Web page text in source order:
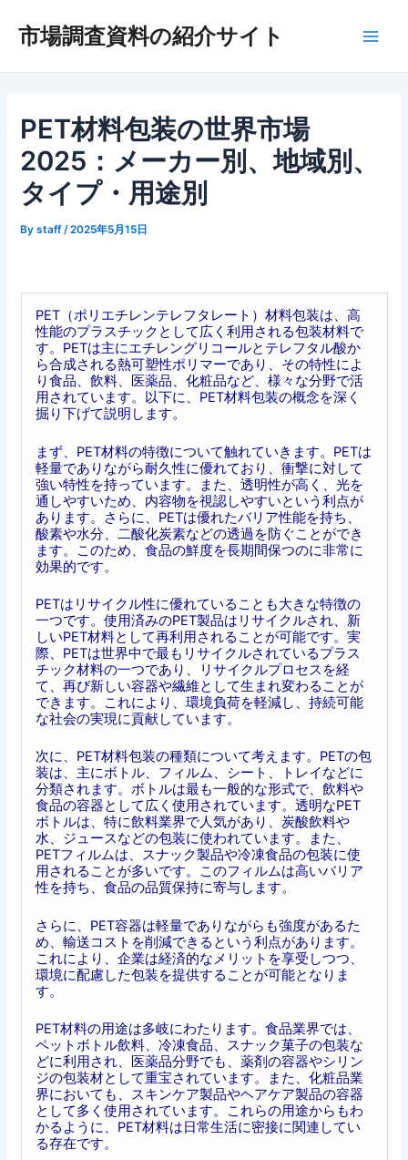
市場調査資料の紹介サイト
PET材料包装の世界市場
2025：メーカー別、地域別、
タイプ・用途別
Bystaff /2025年5月15日
PET（ポリエチレンテレフタレート）材料包装は、高
性能のプラスチックとして広く利用される包装材料で
す。PETは主にエチレングリコールとテレフタル酸か
ら合成される熱可塑性ポリマーであり、その特性によ
り食品、飲料、医薬品、化粧品など、様々な分野で活
用されています。以下に、PET材料包装の概念を深く
掘り下げて説明します。
まず、PET材料の特徴について触れていきます。PETは
軽量でありながら耐久性に優れており、衝撃に対して
強い特性を持っています。また、透明性が高く、光を
通しやすいため、内容物を視認しやすいという利点が
あります。さらに、PETは優れたバリア性能を持ち、
酸素や水分、二酸化炭素などの透過を防ぐことができ
ます。このため、食品の鮮度を長期間保つのに非常に
効果的です。
PETはリサイクル性に優れていることも大きな特徴の
一つです。使用済みのPET製品はリサイクルされ、新
しいPET材料として再利用されることが可能です。実
際、PETは世界中で最もリサイクルされているプラス
チック材料の一つであり、リサイクルプロセスを経
て、再び新しい容器や繊維として生まれ変わることが
できます。これにより、環境負荷を軽減し、持続可能
な社会の実現に貢献しています。
次に、PET材料包装の種類について考えます。PETの包
装は、主にボトル、フィルム、シート、トレイなどに
分類されます。ボトルは最も一般的な形式で、飲料や
食品の容器として広く使用されています。透明なPET
ボトルは、特に飲料業界で人気があり、炭酸飲料や
水、ジュースなどの包装に使われています。また、
PETフィルムは、スナック製品や冷凍食品の包装に使
用されることが多いです。このフィルムは高いバリア
性を持ち、食品の品質保持に寄与します。
さらに、PET容器は軽量でありながらも強度があるた
め、輸送コストを削減できるという利点があります。
これにより、企業は経済的なメリットを享受しつつ、
環境に配慮した包装を提供することが可能となりま
す。
PET材料の用途は多岐にわたります。食品業界では、
ペットボトル飲料、冷凍食品、スナック菓子の包装な
どに利用され、医薬品分野でも、薬剤の容器やシリン
ジの包装材として重宝されています。また、化粧品業
界においても、スキンケア製品やヘアケア製品の容器
として多く使用されています。これらの用途からもわ
かるように、PET材料は日常生活に密接に関連してい
る存在です。